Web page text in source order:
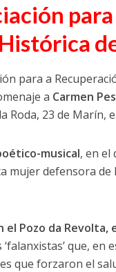
130 aniversario con la
para
para a
a Carmen
Roda, 23 de Marín,
musical, en el
mujer defensora de
Pozo da Revolta,
que, en
que forzaron el